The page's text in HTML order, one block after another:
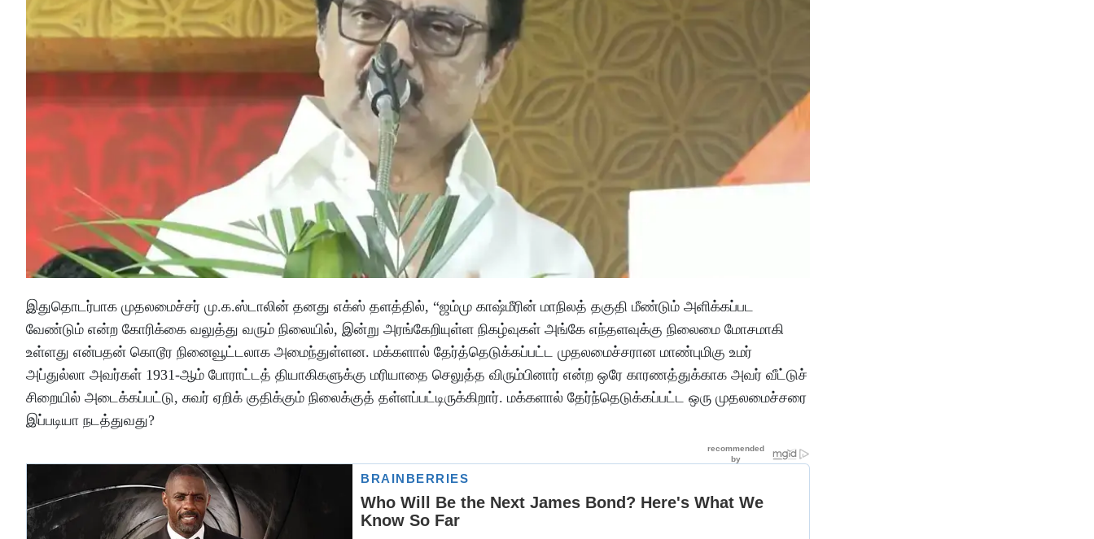
இதுதொடர்பாக முதலமைச்சர் மு.க.ஸ்டாலின் தனது எக்ஸ் தளத்தில், “ஜம்மு காஷ்மீரின் மாநிலத் தகுதி மீண்டும் அளிக்கப்பட
வேண்டும் என்ற கோரிக்கை வலுத்து வரும் நிலையில், இன்று அரங்கேறியுள்ள நிகழ்வுகள் அங்கே எந்தளவுக்கு நிலைமை மோசமாகி
உள்ளது என்பதன் கொடூர நினைவூட்டலாக அமைந்துள்ளன. மக்களால் தேர்த்தெடுக்கப்பட்ட முதலமைச்சரான மாண்புமிகு உமர்
அப்துல்லா அவர்கள் 1931-ஆம் போராட்டத் தியாகிகளுக்கு மரியாதை செலுத்த விரும்பினார் என்ற ஒரே காரணத்துக்காக அவர் வீட்டுச்
சிறையில் அடைக்கப்பட்டு, சுவர் ஏறிக் குதிக்கும் நிலைக்குத் தள்ளப்பட்டிருக்கிறார். மக்களால் தேர்ந்தெடுக்கப்பட்ட ஒரு முதலமைச்சரை
இப்படியா நடத்துவது?